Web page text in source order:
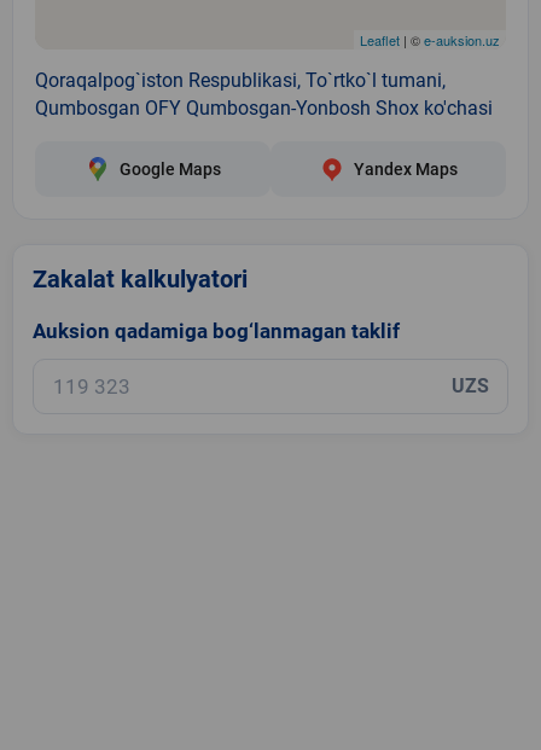
Leaflet | ©e-auksion.uz
Qoraqalpog`iston Respublikasi, To`rtko`l tumani,
Qumbosgan OFY Qumbosgan-Yonbosh Shox ko'chasi
Google Maps Yandex Maps
Zakalat kalkulyatori
Auksion qadamiga bog‘lanmagan taklif
UZS